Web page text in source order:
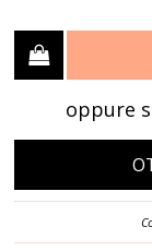
oppure